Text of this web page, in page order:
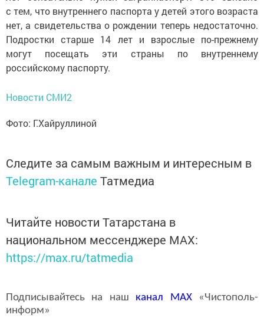
с тем, что внутреннего паспорта у детей этого возраста
нет, а свидетельства о рождении теперь недостаточно.
Подростки старше 14 лет и взрослые по-прежнему
могут посещать эти страны по внутреннему
российскому паспорту.
Новости СМИ2
Фото: Г.Хайруллиной
Следите за самым важным и интересным в
Telegram-канале Татмедиа
Читайте новости Татарстана в
национальном мессенджере MАХ:
https://max.ru/tatmedia
Подписывайтесь на наш канал MAX«Чистополь-
информ»